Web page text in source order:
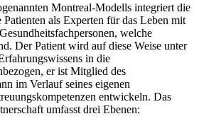
Montreal-Modells integriert die
Patienten als Experten für das Leben mit
welche
Der Patient wird auf diese Weise unter
in die
er ist Mitglied des
im Verlauf seines eigenen
entwickeln. Das
umfasst drei Ebenen: